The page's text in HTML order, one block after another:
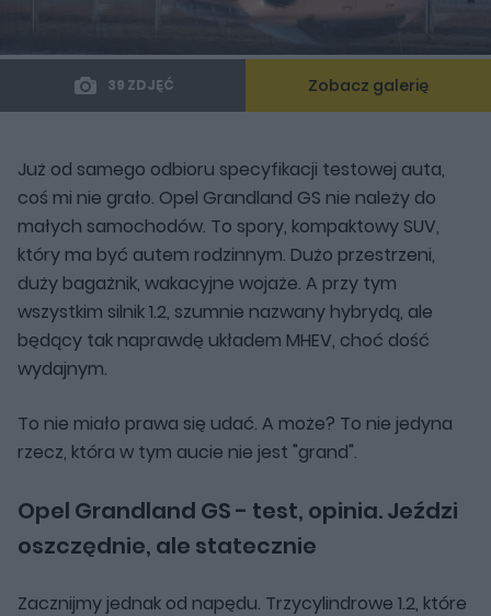
39 ZDJĘĆ Zobacz galerię
Już od samego odbioru specyfikacji testowej auta,
coś mi nie grało. Opel Grandland GS nie należy do
małych samochodów. To spory, kompaktowy SUV,
który ma być autem rodzinnym. Dużo przestrzeni,
duży bagażnik, wakacyjne wojaże. A przy tym
wszystkim silnik 1.2, szumnie nazwany hybrydą, ale
będący tak naprawdę układem MHEV, choć dość
wydajnym.
To nie miało prawa się udać. A może? To nie jedyna
rzecz, która w tym aucie nie jest "grand".
Opel Grandland GS - test, opinia. Jeździ
oszczędnie, ale statecznie
Zacznijmy jednak od napędu. Trzycylindrowe 1.2, które